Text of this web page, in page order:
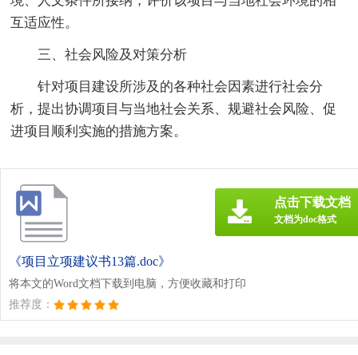
互适应性。
三、社会风险及对策分析
针对项目建设所涉及的各种社会因素进行社会分
析，提出协调项目与当地社会关系、规避社会风险、促
进项目顺利实施的措施方案。
《项目立项建议书13篇.doc》
将本文的Word文档下载到电脑，方便收藏和打印
推荐度：
点击下载文档
文档为doc格式